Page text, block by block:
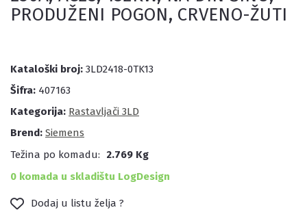
PRODUŽENI POGON, CRVENO-ŽUTI
Kataloški broj: 3LD2418-0TK13
Šifra: 407163
Kategorija: Rastavljači 3LD
Brend: Siemens
Težina po komadu:
2.769 Kg
0 komada u skladištu LogDesign
Dodaj u listu želja ?